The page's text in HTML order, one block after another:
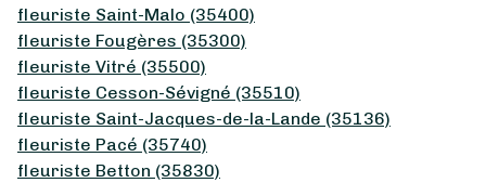
fleuriste Saint-Malo (35400)
fleuriste Fougères (35300)
fleuriste Vitré (35500)
fleuriste Cesson-Sévigné (35510)
fleuriste Saint-Jacques-de-la-Lande (35136)
fleuriste Pacé (35740)
fleuriste Betton (35830)